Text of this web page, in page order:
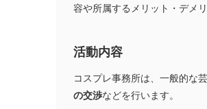
容や所属するメリット・デメ
活動内容
コスプレ事務所は、一般的な
の交渉などを行います。